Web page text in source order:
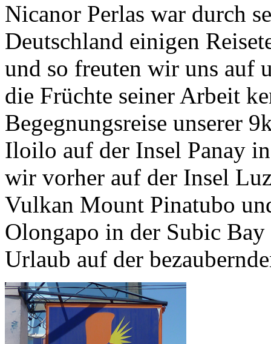
Nicanor Perlas war durch
Deutschland einigen
und so freuten wir uns auf
die Früchte seiner Arbeit
Begegnungsreise unserer
Iloilo auf der Insel Panay
wir vorher auf der Insel
Vulkan Mount Pinatubo
Olongapo in der Subic
Urlaub auf der